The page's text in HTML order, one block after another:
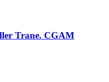
Trane. CGAM